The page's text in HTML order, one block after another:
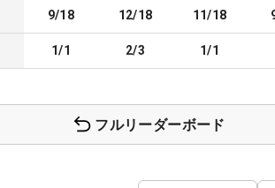
9/18 12/18 11/18
1/1 2/3 1/1
フルリーダーボード